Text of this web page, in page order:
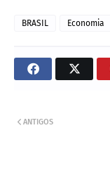
BRASIL Economia
ANTIGOS